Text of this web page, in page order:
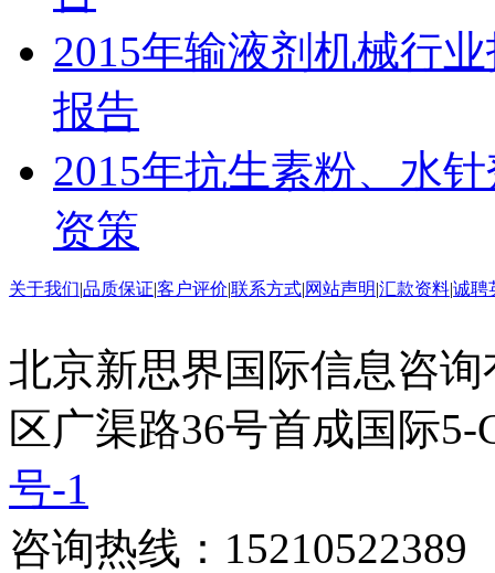
2015年输液剂机械行
报告
2015年抗生素粉、水
资策
关于我们|品质保证|客户评价|联系方式|网站声明|汇款资料|诚聘
北京新思界国际信息咨
区广渠路36号首成国际
号-1
咨询热线：